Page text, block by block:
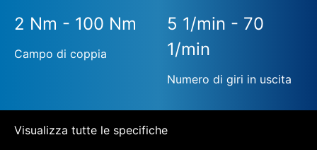
2 Nm - 100 Nm
Campo di coppia
5 1/min - 70
1/min
Numero di giri in uscita
Visualizza tutte le specifiche